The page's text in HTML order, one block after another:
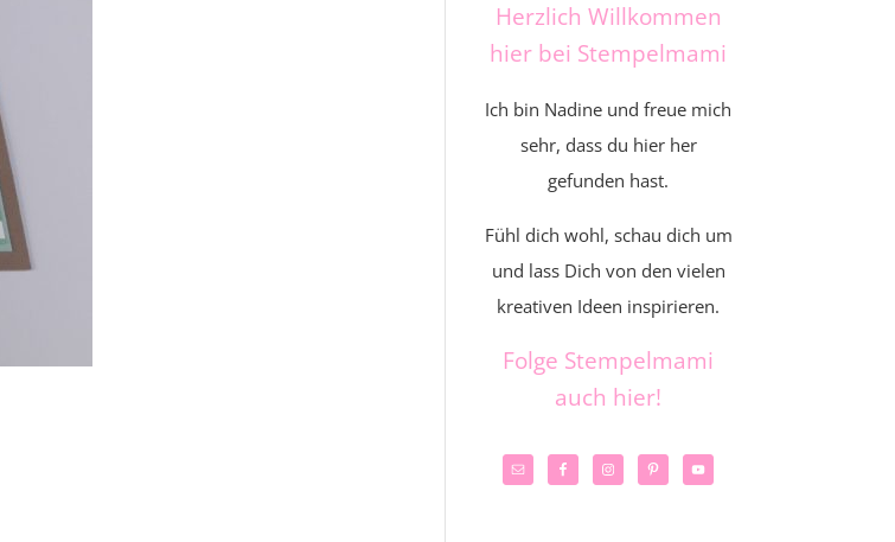
Herzlich Willkommen
hier bei Stempelmami
Ich bin Nadine und freue mich
sehr, dass du hier her
gefunden hast.
Fühl dich wohl, schau dich um
und lass Dich von den vielen
kreativen Ideen inspirieren.
Folge Stempelmami
auch hier!